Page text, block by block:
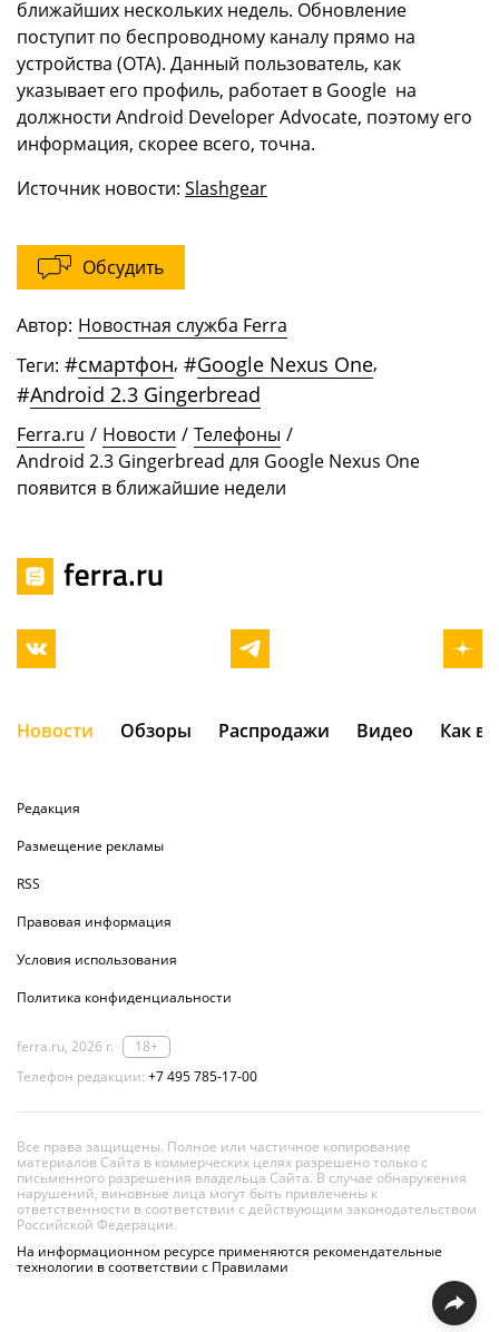
ближайших нескольких недель. Обновление
поступит по беспроводному каналу прямо на
устройства (OTA). Данный пользователь, как
указывает его профиль, работает в Google на
должности Android Developer Advocate, поэтому его
информация, скорее всего, точна.
Источник новости: Slashgear
Обсудить
Автор: Новостная служба Ferra
Теги: #смартфон, #Google Nexus One,
#Android 2.3 Gingerbread
Ferra.ru / Новости / Телефоны /
Android 2.3 Gingerbread для Google Nexus One
появится в ближайшие недели
Новости Обзоры Распродажи Видео Как
Редакция
Размещение рекламы
RSS
Правовая информация
Условия использования
Политика конфиденциальности
ferra.ru, 2026 г.
18+
Телефон редакции: +7 495 785-17-00
Все права защищены. Полное или частичное копирование
материалов Сайта в коммерческих целях разрешено только с
письменного разрешения владельца Сайта. В случае обнаружения
нарушений, виновные лица могут быть привлечены к
ответственности в соответствии с действующим законодательством
Российской Федерации.
На информационном ресурсе применяются рекомендательные
технологии в соответствии с Правилами